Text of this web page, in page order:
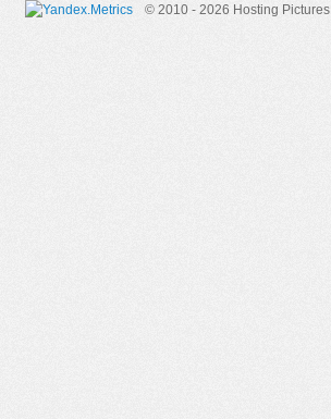
© 2010 - 2026 Hosting Pictures.